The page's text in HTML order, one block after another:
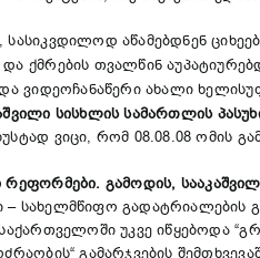
აწამებდნენ
და ქმრების თვალწინ
ვიდეოჩანაწერი ახალი
სისხლის სამართლის
ვიცი, რომ 08.08.08 ომის
რეფორმები. გამოდის,
– სახელმწიფო
უკვე იწყებოდა
გამარჯვების